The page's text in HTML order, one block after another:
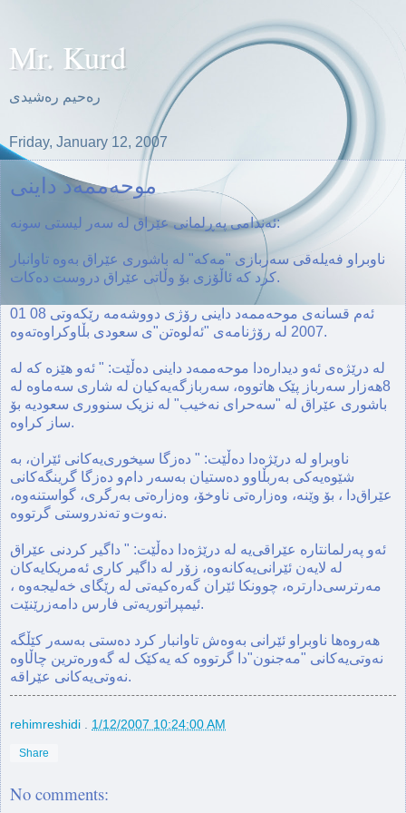
Mr. Kurd
ره‌حیم ره‌شیدی
Friday, January 12, 2007
موحه‌ممه‌د داینی
ئه‌ندامی په‌ڕلمانی عێراق له سه‌ر لیستی سونه:
ناوبراو فه‌یله‌قی سه‌ربازی "مه‌که" له باشوری عێراق به‌وه‌ تاوانبار
کرد که ئاڵۆزی بۆ وڵاتی عێراق دروست ده‌کات.
ئه‌م قسانه‌ی موحه‌ممه‌د داینی رۆژی دووشه‌مه رێکه‌وتی 08 01
2007 له رۆژنامه‌‌ی "ئه‌لوه‌تن"ی سعودی بڵاوکراوه‌ته‌وه.
له درێژه‌ی ئه‌و دیداره‌دا موحه‌ممه‌د داینی ده‌ڵێت: " ئه‌و هێزه که له
8هه‌زار سه‌رباز پێک هاتووه، سه‌ربازگه‌یه‌کیان له شاری سه‌ماوه له
باشوری عێراق له "سه‌حرای نه‌خیب" له نزیک سنووری سعودیه بۆ
ساز کراوه.
ناوبراو له درێژه‌دا ده‌ڵێت: " ده‌زگا سیخوری‌یه‌کانی ئێران، به
شێوه‌یه‌کی به‌ربڵاوو ده‌ستیان به‌سه‌ر دام‌و ده‌زگا گرینگه‌کانی
عێراق‌دا ، بۆ وێنه‌‌، وه‌زاره‌تی ناوخۆ، وه‌زاره‌تی به‌رگری، گواستنه‌وه،
نه‌وت‌و ته‌ندروستی گرتووه.
ئه‌و په‌رلمانتاره عێراقی‌یه‌ له درێژه‌دا ده‌ڵێت: " داگیر کردنی عێراق
له لایه‌ن ئێرانی‌‌یه‌کانه‌وه، زۆر له داگیر کاری ئه‌مریکایه‌کان
مه‌رترسی‌دارتره، چوونکا ئێران گه‌ره‌کیه‌تی له رێگای خه‌لیجه‌وه ،
ئیمپراتوریه‌تی فارس دامه‌زرێنێت.
هه‌روه‌ها ناوبراو ئێرانی به‌وه‌ش تاوانبار کرد ده‌ستی به‌سه‌ر کێڵگه‌
نه‌وتی‌یه‌کانی "مه‌جنون"دا گرتووه که یه‌کێک له گه‌وره‌ترین چاڵاوه
نه‌وتی‌یه‌کانی عێراقه.
rehimreshidi 1/12/2007 10:24:00 AM
Share
No comments: